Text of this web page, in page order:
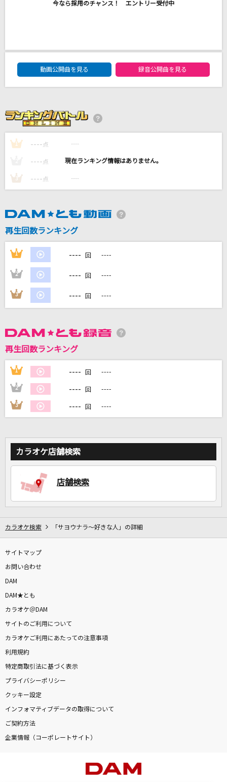
どうしてもどうしても
リコ(CV:富田美憂)、レグ(CV:伊瀬茉莉也)
桜が丘女子高等学校校歌[Rock Ver.]
放課後ティータイム
366日
ヤチヨ ver.)
かぐや(cv.夏吉ゆうこ)、月見ヤチヨ(cv.早見沙織)
DAMの新曲・ランキングなど
カラオケ最新情報をチェック！
カラオケをもっと楽しもう！
家族や友達と一緒に！練習にも！
今なら採用のチャンス！ エントリー受付中
DAM★ともボーカルエントリーランキング
動画公開曲を見る
録音公開曲を見る
1 ---- 点 ----
---- 点 ----
3 ---- 点 ----
再生回数ランキング
1 ---- 回 ----
2 ---- 回 ----
3 ---- 回 ----
再生回数ランキング
1 ---- 回 ----
2 ---- 回 ----
3 ---- 回 ----
カラオケ店舗検索
店舗検索
カラオケ検索 「サヨウナラ～好きな人」の詳細
サイトマップ
お問い合わせ
DAM
DAM★とも
カラオケ＠DAM
サイトのご利用について
カラオケご利用にあたっての注意事項
利用規約
特定商取引法に基づく表示
プライバシーポリシー
クッキー設定
インフォマティブデータの取得について
ご契約方法
企業情報（コーポレートサイト）